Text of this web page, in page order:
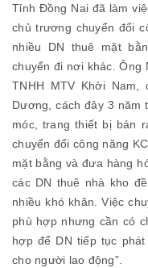
Tỉnh Đồng Nai đã làm
chủ trương chuyển đổi
nhiều DN thuê mặt
chuyển đi nơi khác. Ông
TNHH MTV Khởi
Dương, cách đây 3 năm
móc, trang thiết bị bán
chuyển đổi công năng
mặt bằng và đưa hàng
các DN thuê nhà kho
nhiều khó khăn. Việc
phù hợp nhưng cần có
hợp để DN tiếp tục
cho người lao động”.